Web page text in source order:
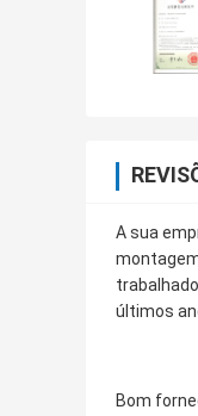
A sua
últimos
Bom